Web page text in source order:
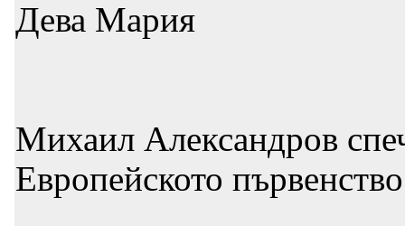
Дева Мария
Михаил Александров
Европейското